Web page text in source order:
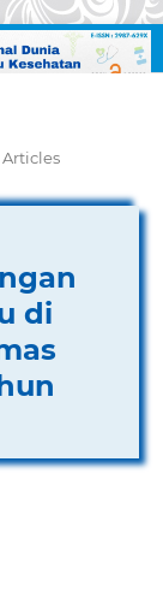
Articles
di